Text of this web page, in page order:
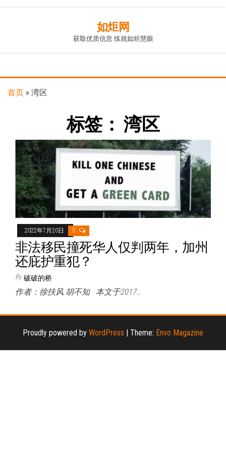
content
如炬网
获取优质信息 练就如炬慧眼
首页 » 湾区
标签：湾区
2022年7月20日 0
非法移民撞死华人仅判两年，加州
还庇护重犯？
By 破破的桥
作者：徐扶风 胡不知 本文于2017…
Proudly powered by WordPress | Theme: Envo Magazine